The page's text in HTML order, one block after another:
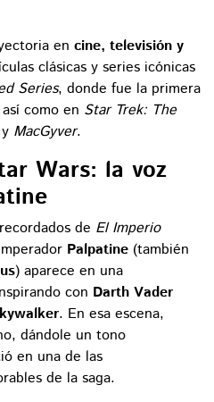
en cine, televisión y
clásicas y series icónicas
Series, donde fue la primera
como en Star Trek: The
MacGyver.
Wars: la voz
de El Imperio
Palpatine (también
) aparece en una
con Darth Vader
. En esa escena,
dándole un tono
en una de las
de la saga.